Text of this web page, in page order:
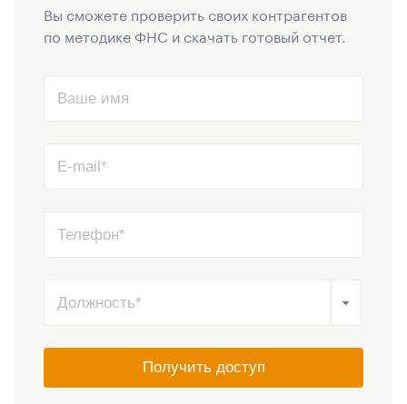
Вы сможете проверить своих контрагентов
по методике ФНС и скачать готовый отчет.
Получить доступ